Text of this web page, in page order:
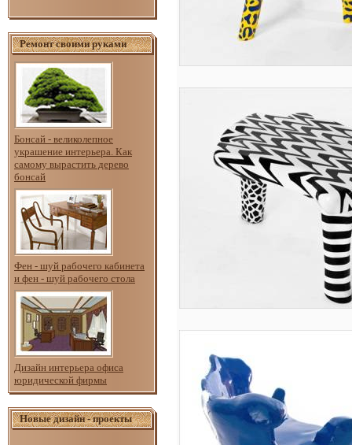
Ремонт своими руками
Бонсай - великолепное
украшение интерьера. Как
самому вырастить дерево
бонсай
Фен - шуй рабочего кабинета
и фен - шуй рабочего стола
Дизайн интерьера офиса
юридической фирмы
Новые дизайн - проекты